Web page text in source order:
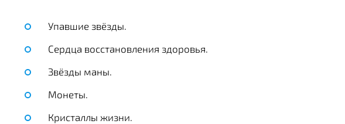
Упавшие звёзды.
Сердца восстановления здоровья.
Звёзды маны.
Монеты.
Кристаллы жизни.